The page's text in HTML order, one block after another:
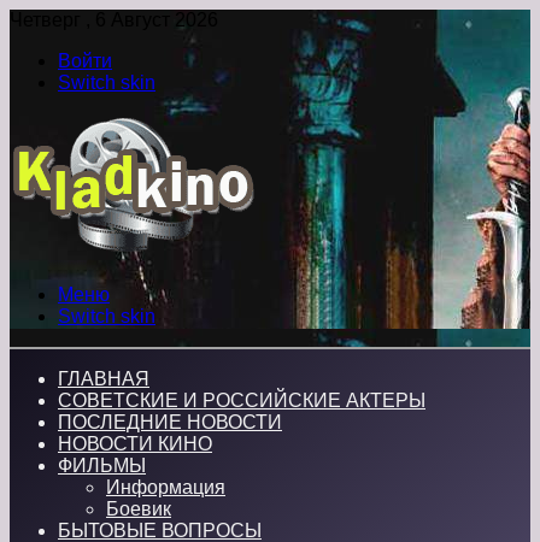
Четверг , 6 Август 2026
Войти
Switch skin
Меню
Switch skin
ГЛАВНАЯ
СОВЕТСКИЕ И РОССИЙСКИЕ АКТЕРЫ
ПОСЛЕДНИЕ НОВОСТИ
НОВОСТИ КИНО
ФИЛЬМЫ
Информация
Боевик
БЫТОВЫЕ ВОПРОСЫ